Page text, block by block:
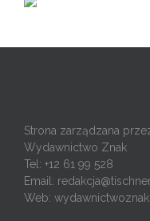
Strona zarządzana
Wydawnictwo Znak
Tel: +12 61 99 528
Email:
Web: